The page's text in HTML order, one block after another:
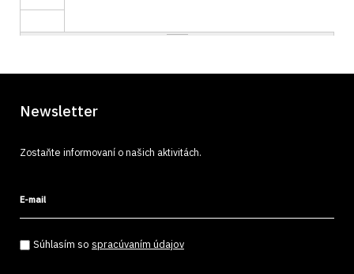
Newsletter
Zostaňte informovaní o našich aktivitách.
E-mail
Súhlasím so spracúvaním údajov*
Súhlasím so spracúvaním údajov